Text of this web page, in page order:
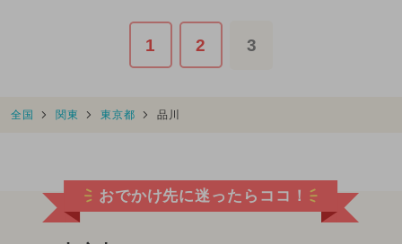
1 2 3
全国 関東 東京都 品川
おでかけ先に迷ったらココ！